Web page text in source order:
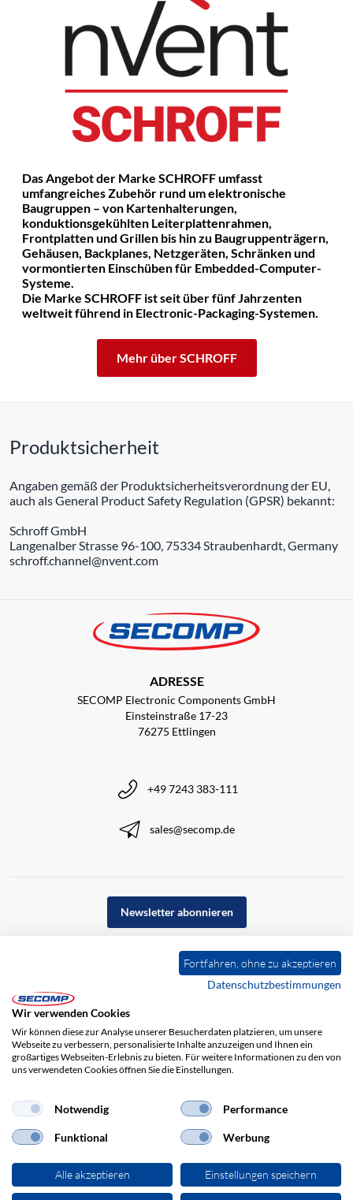
Das Angebot der Marke SCHROFF umfasst
umfangreiches Zubehör rund um elektronische
Baugruppen – von Kartenhalterungen,
konduktionsgekühlten Leiterplattenrahmen,
Frontplatten und Grillen bis hin zu Baugruppenträgern,
Gehäusen, Backplanes, Netzgeräten, Schränken und
vormontierten Einschüben für Embedded-Computer-
Systeme.
Die Marke SCHROFF ist seit über fünf Jahrzenten
weltweit führend in Electronic-Packaging-Systemen.
Mehr über SCHROFF
Produktsicherheit
Angaben gemäß der Produktsicherheitsverordnung der EU,
auch als General Product Safety Regulation (GPSR) bekannt:
Schroff GmbH
Langenalber Strasse 96-100, 75334 Straubenhardt, Germany
schroff.channel@nvent.com
ADRESSE
SECOMP Electronic Components GmbH
Einsteinstraße 17-23
76275 Ettlingen
+49 7243 383-111
sales@secomp.de
Newsletter abonnieren
Impressum Haftungsausschluss
Fortfahren, ohne zu akzeptieren
Datenschutzbestimmungen
Wir verwenden Cookies
Wir können diese zur Analyse unserer Besucherdaten platzieren, um unsere
Webseite zu verbessern, personalisierte Inhalte anzuzeigen und Ihnen ein
großartiges Webseiten-Erlebnis zu bieten. Für weitere Informationen zu den von
uns verwendeten Cookies öffnen Sie die Einstellungen.
Notwendig Performance
Funktional Werbung
Alle akzeptieren Einstellungen speichern